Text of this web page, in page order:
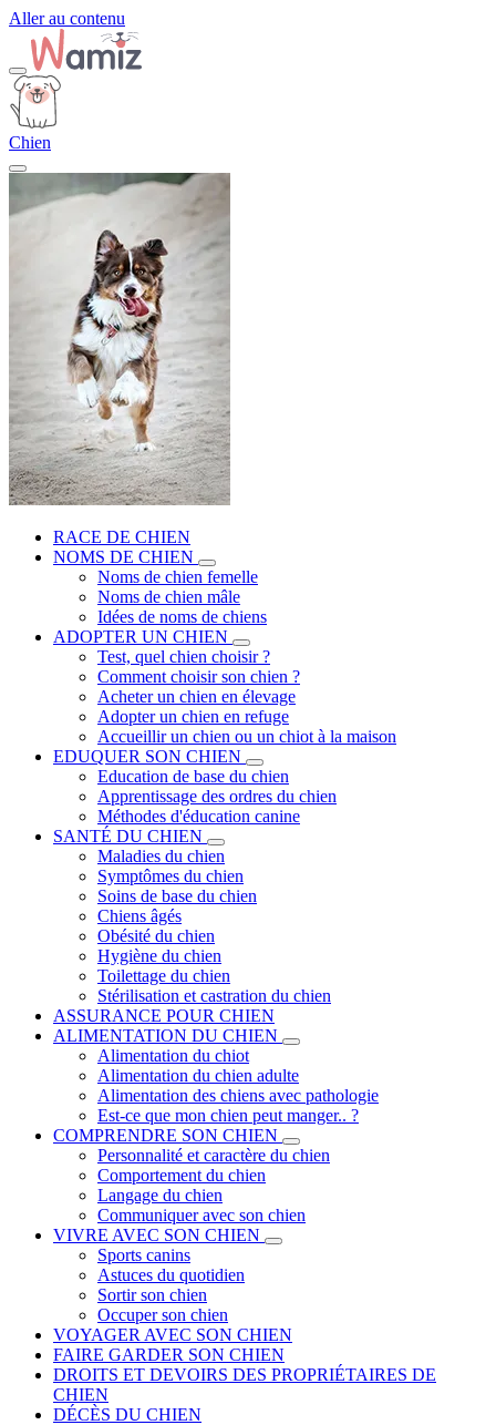
Aller au contenu
Chien
RACE DE CHIEN
NOMS DE CHIEN
Noms de chien femelle
Noms de chien mâle
Idées de noms de chiens
ADOPTER UN CHIEN
Test, quel chien choisir ?
Comment choisir son chien ?
Acheter un chien en élevage
Adopter un chien en refuge
Accueillir un chien ou un chiot à la maison
EDUQUER SON CHIEN
Education de base du chien
Apprentissage des ordres du chien
Méthodes d'éducation canine
SANTÉ DU CHIEN
Maladies du chien
Symptômes du chien
Soins de base du chien
Chiens âgés
Obésité du chien
Hygiène du chien
Toilettage du chien
Stérilisation et castration du chien
ASSURANCE POUR CHIEN
ALIMENTATION DU CHIEN
Alimentation du chiot
Alimentation du chien adulte
Alimentation des chiens avec pathologie
Est-ce que mon chien peut manger.. ?
COMPRENDRE SON CHIEN
Personnalité et caractère du chien
Comportement du chien
Langage du chien
Communiquer avec son chien
VIVRE AVEC SON CHIEN
Sports canins
Astuces du quotidien
Sortir son chien
Occuper son chien
VOYAGER AVEC SON CHIEN
FAIRE GARDER SON CHIEN
DROITS ET DEVOIRS DES PROPRIÉTAIRES DE
CHIEN
DÉCÈS DU CHIEN